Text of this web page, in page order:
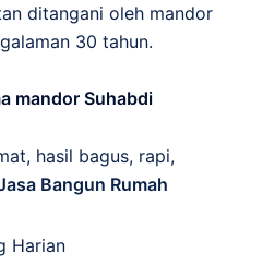
ditangani oleh mandor
30 tahun.
mandor Suhabdi
hasil bagus, rapi,
Bangun Rumah
Harian